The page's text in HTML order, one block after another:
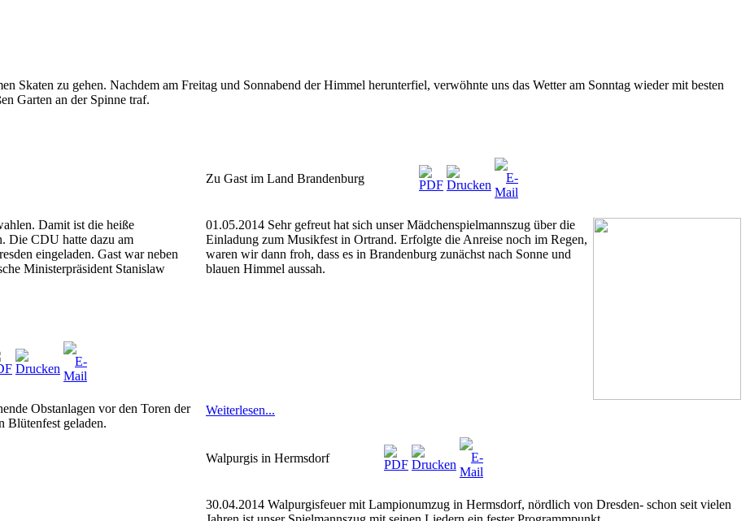
Skaten zu gehen. Nachdem am Freitag und Sonnabend der Himmel herunterfiel, verwöhnte uns das Wetter am Sonntag wieder mit ­besten
Garten an der Spinne traf.
Damit ist die heiße
Die CDU hatte dazu am
eingeladen. Gast war neben
Ministerpräsident Stanislaw
Obstanlagen vor den Toren der
Blütenfest geladen.
Zu Gast im Land Brandenburg
01.05.2014 Sehr gefreut hat sich unser Mädchenspielmannszug über die
Einladung zum Musikfest in Ortrand. Erfolgte die Anreise noch im Regen,
waren wir dann froh, dass es in Brandenburg zunächst nach Sonne und
blauen Himmel aussah.
Weiterlesen...
Walpurgis in Hermsdorf
30.04.2014 Walpurgisfeuer mit Lampionumzug in Hermsdorf, nördlich von Dresden- schon seit vielen